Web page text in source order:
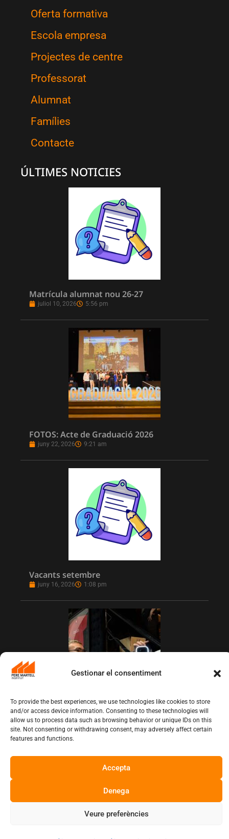
Gestionar el consentiment
To provide the best experiences, we use technologies like cookies to store
and/or access device information. Consenting to these technologies will
allow us to process data such as browsing behavior or unique IDs on this
site. Not consenting or withdrawing consent, may adversely affect certain
features and functions.
Accepta
Denega
Veure preferències
Oferta formativa
Escola empresa
Projectes de centre
Professorat
Alumnat
Famílies
Contacte
ÚLTIMES NOTICIES
Matrícula alumnat nou 26-27
juliol 10, 2026 5:56 pm
FOTOS: Acte de Graduació 2026
juny 22, 2026 9:21 am
Vacants setembre
juny 16, 2026 1:08 pm
L’Institut Pere Martell executa un projecte
de realització multicàmera en remot
juny 12, 2026 10:13 am